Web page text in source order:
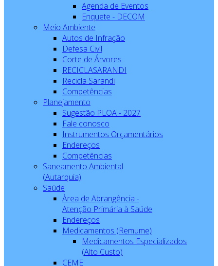
Agenda de Eventos
Enquete - DECOM
Meio Ambiente
Autos de Infração
Defesa Civil
Corte de Árvores
RECICLASARANDI
Recicla Sarandi
Competências
Planejamento
Sugestão PLOA - 2027
Fale conosco
Instrumentos Orçamentários
Endereços
Competências
Saneamento Ambiental
(Autarquia)
Saúde
Àrea de Abrangência -
Atenção Primária à Saúde
Endereços
Medicamentos (Remume)
Medicamentos Especializados
(Alto Custo)
CEME